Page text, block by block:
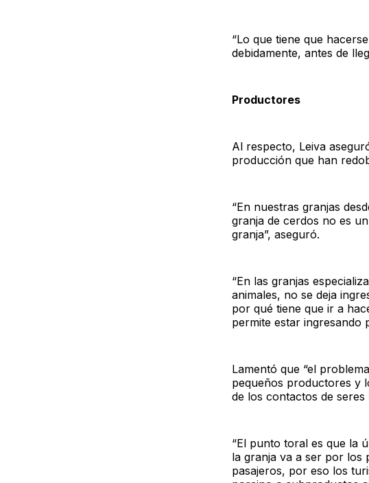
“Lo que tiene que
debidamente, antes de
Productores
Al respecto, Leiva
producción que han
“En nuestras granjas
granja de cerdos no es
granja”, aseguró.
“En las granjas
animales, no se deja
por qué tiene que ir a
permite estar ingresando
Lamentó que “el
pequeños productores y
de los contactos de
“El punto toral es que la
la granja va a ser por
pasajeros, por eso los